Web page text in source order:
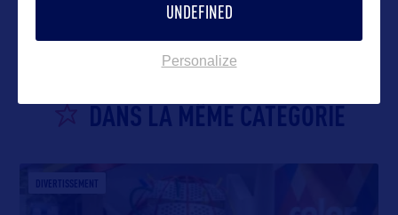
DANS LA MÊME CATEGORIE
DIVERTISSEMENT
UNDEFINED
Personalize